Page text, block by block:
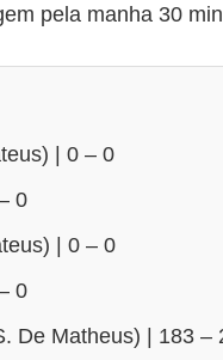
pela manha 30
| 0 – 0
0
| 0 – 0
0
De Matheus) | 183 –